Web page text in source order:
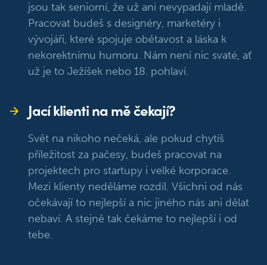
jsou tak seniorní, že už ani nevypadají mladě.
Pracovat budeš s designéry, marketéry i
vývojáři, které spojuje obětavost a láska k
nekorektnímu humoru. Nám není nic svaté, ať
už je to Ježíšek nebo 18. pohlaví.
Jací klienti na mě čekají?
Svět na nikoho nečeká, ale pokud chytíš
příležitost za pačesy, budeš pracovat na
projektech pro startupy i velké korporace.
Mezi klienty neděláme rozdíl. Všichni od nás
očekávají to nejlepší a nic jiného nás ani dělat
nebaví. A stejně tak čekáme to nejlepší i od
tebe.